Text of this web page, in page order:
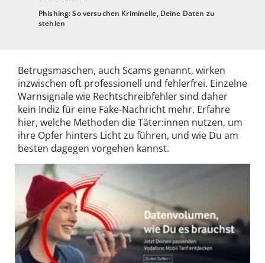
Phishing: So versuchen Kriminelle, Deine Daten zu
stehlen
Betrugsmaschen, auch Scams genannt, wirken
inzwischen oft professionell und fehlerfrei. Einzelne
Warnsignale wie Rechtschreibfehler sind daher
kein Indiz für eine Fake-Nachricht mehr. Erfahre
hier, welche Methoden die Täter:innen nutzen, um
ihre Opfer hinters Licht zu führen, und wie Du am
besten dagegen vorgehen kannst.